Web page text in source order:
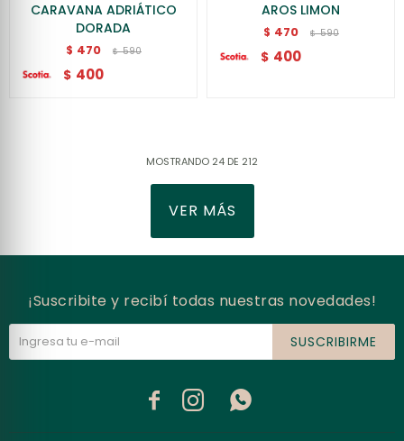
CARAVANA ADRIÁTICO
DORADA
$ 470 $ 590
$ 400
AROS LIMON
$ 470 $ 590
$ 400
MOSTRANDO 24 DE 212
VER MÁS
¡Suscribite y recibí todas nuestras novedades!
SUSCRIBIRME
  